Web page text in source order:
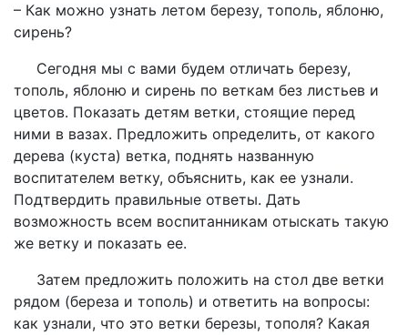
– Как можно узнать летом березу, тополь, яблоню,
сирень?
Сегодня мы с вами будем отличать березу,
тополь, яблоню и сирень по веткам без листьев и
цветов. Показать детям ветки, стоящие перед
ними в вазах. Предложить определить, от какого
дерева (куста) ветка, поднять названную
воспитателем ветку, объяснить, как ее узнали.
Подтвердить правильные ответы. Дать
возможность всем воспитанникам отыскать такую
же ветку и показать ее.
Затем предложить положить на стол две ветки
рядом (береза и тополь) и ответить на вопросы:
как узнали, что это ветки березы, тополя? Какая